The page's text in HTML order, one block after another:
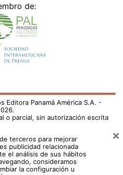
de:
Editora Panamá América S.A. -
o parcial, sin autorización escrita
terceros para mejorar
publicidad relacionada
el análisis de sus hábitos
consideramos
la configuración u
×